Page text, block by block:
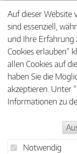
Auf dieser Website
sind essenziell,
und Ihre Erfahrung
Cookies erlauben"
allen Cookies auf
haben Sie die
akzeptieren. Unter
Informationen zu
Notwendig